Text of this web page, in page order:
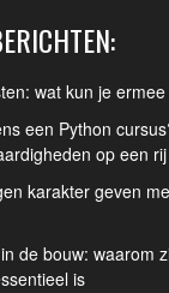
wat kun je
een Python
op een rij
karakter geven
de bouw: waarom
is